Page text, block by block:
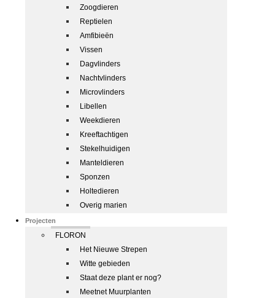
Zoogdieren
Reptielen
Amfibieën
Vissen
Dagvlinders
Nachtvlinders
Microvlinders
Libellen
Weekdieren
Kreeftachtigen
Stekelhuidigen
Manteldieren
Sponzen
Holtedieren
Overig marien
Projecten
FLORON
Het Nieuwe Strepen
Witte gebieden
Staat deze plant er nog?
Meetnet Muurplanten